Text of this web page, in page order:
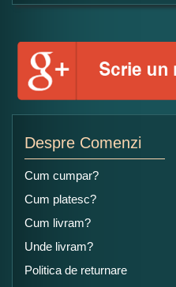
Formular pareri client
Numele dumneavoastra:
Ce nota acordati
Despre Comenzi
Cum cumpar?
Cum platesc?
Cum livram?
Unde livram?
Politica de returnare